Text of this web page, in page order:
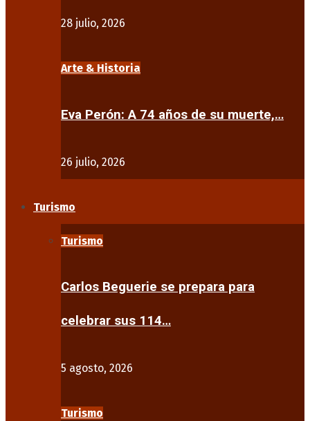
28 julio, 2026
Arte & Historia
Eva Perón: A 74 años de su muerte,…
26 julio, 2026
Turismo
Turismo
Carlos Beguerie se prepara para
celebrar sus 114…
5 agosto, 2026
Turismo